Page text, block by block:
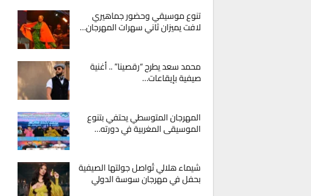
تنوع موسيقي وحضور جماهيري
لافت يميزان ثاني سهرات المهرجان…
محمد سعد يطرح “رقصينا” .. أغنية
صيفية بإيقاعات…
المهرجان المتوسطي يحتفي بتنوع
الموسيقى المغربية في دورته…
شيماء هلالي تُواصل جولتها الصيفية
بحفل في مهرجان سوسة الدولي